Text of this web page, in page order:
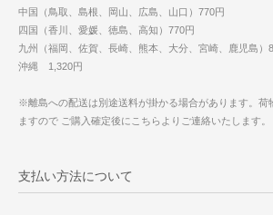
中国（鳥取、島根、岡山、広島、山口）770円
四国（香川、愛媛、徳島、高知）770円
九州（福岡、佐賀、長崎、熊本、大分、宮崎、鹿児島）
沖縄 1,320円
※離島への配送は別途送料が掛かる場合があります。荷
ますので ご購入確定後にこちらよりご連絡いたします。
支払い方法について